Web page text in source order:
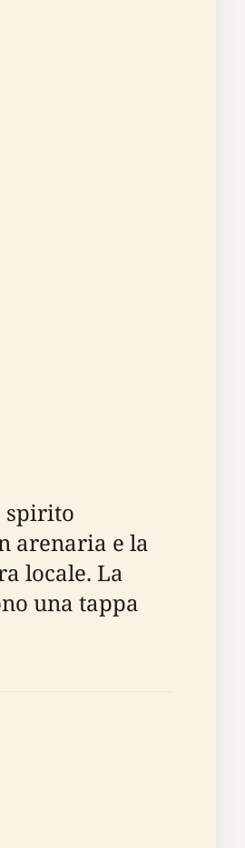
spirito
arenaria e la
locale. La
una tappa